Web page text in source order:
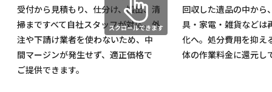
受付から見積もり、仕分け、搬出、清
掃まですべて自社スタッフが対応。外
注や下請け業者を使わないため、中
間マージンが発生せず、適正価格で
ご提供できます。
回収した遺品の中から
具・家電・雑貨などは
化へ。処分費用を抑え
体の作業料金に還元し